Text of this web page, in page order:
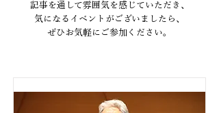
記事を通して雰囲気を感じていただき、
気になるイベントがございましたら、
ぜひお気軽にご参加ください。